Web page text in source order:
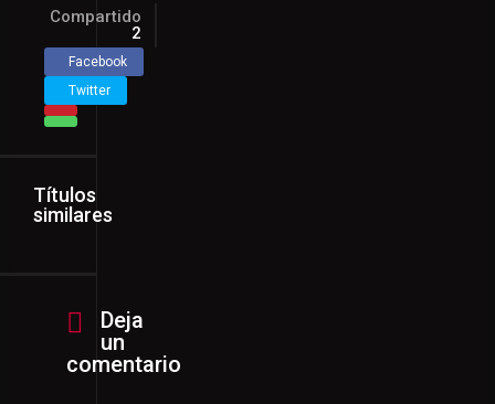
Compartido
2
Facebook
Twitter
Títulos
similares
Deja
un
comentario